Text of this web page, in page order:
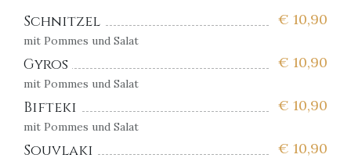
€ 10,90
Schnitzel
mit Pommes und Salat
€ 10,90
Gyros
mit Pommes und Salat
€ 10,90
Bifteki
mit Pommes und Salat
€ 10,90
Souvlaki